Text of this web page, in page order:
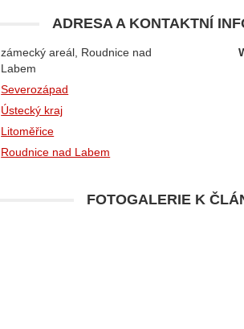
ADRESA A KONTAKTNÍ
zámecký areál, Roudnice nad
Labem
Severozápad
Ústecký kraj
Litoměřice
Roudnice nad Labem
FOTOGALERIE K